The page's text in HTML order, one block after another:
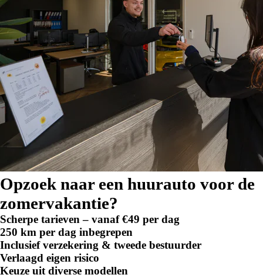
Opzoek naar een huurauto voor de
zomervakantie?
Scherpe tarieven – vanaf €49 per dag
250 km per dag inbegrepen
Inclusief verzekering & tweede bestuurder
Verlaagd eigen risico
Keuze uit diverse modellen